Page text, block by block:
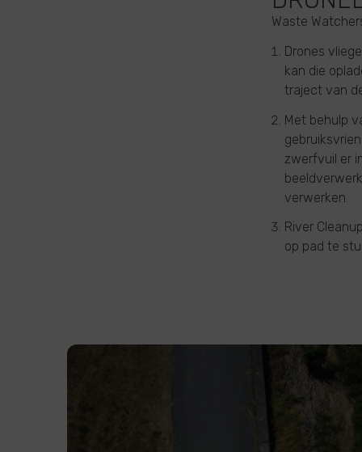
Waste
Drones
kan die
traject van
Met behulp
zwerfvuil er
verwerken.
River
op pad te